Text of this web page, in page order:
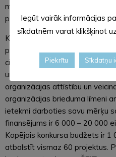
mērķis – stiprināt Latvijas
pilsoniskās sabiedrības
Konkursa ietvaros var plānot
pilsoniskās sabiedrības
cilvēkresursu kompetenču
un līdzekļu piesaisti, kā arī citas
organizācijas attīstību un
organizācijas brieduma līmeni
ietekmi darboties savu mērķu
finansējums ir 6 000 – 20 000
Kopējais konkursa budžets ir 1
atbalstīt vismaz 60 projektus.
Iegūt vairāk informācijas
sīkdatnēm varat klikšķinot
Piekrītu Sīkdatņu